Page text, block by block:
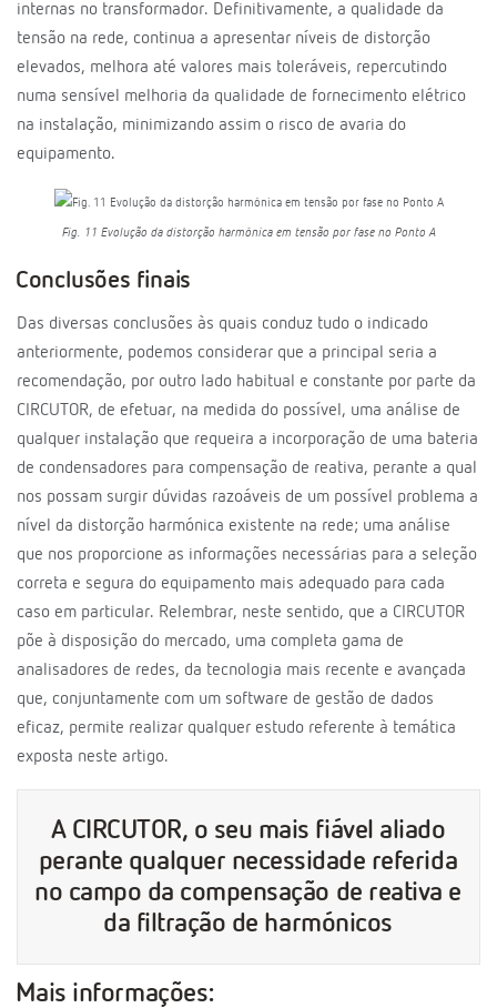
internas no transformador. Definitivamente, a qualidade da
tensão na rede, continua a apresentar níveis de distorção
elevados, melhora até valores mais toleráveis, repercutindo
numa sensível melhoria da qualidade de fornecimento elétrico
na instalação, minimizando assim o risco de avaria do
equipamento.
Fig. 11 Evolução da distorção harmónica em tensão por fase no Ponto A
Conclusões finais
Das diversas conclusões às quais conduz tudo o indicado
anteriormente, podemos considerar que a principal seria a
recomendação, por outro lado habitual e constante por parte da
CIRCUTOR, de efetuar, na medida do possível, uma análise de
qualquer instalação que requeira a incorporação de uma bateria
de condensadores para compensação de reativa, perante a qual
nos possam surgir dúvidas razoáveis de um possível problema a
nível da distorção harmónica existente na rede; uma análise
que nos proporcione as informações necessárias para a seleção
correta e segura do equipamento mais adequado para cada
caso em particular. Relembrar, neste sentido, que a CIRCUTOR
põe à disposição do mercado, uma completa gama de
analisadores de redes, da tecnologia mais recente e avançada
que, conjuntamente com um software de gestão de dados
eficaz, permite realizar qualquer estudo referente à temática
exposta neste artigo.
A CIRCUTOR, o seu mais fiável aliado
perante qualquer necessidade referida
no campo da compensação de reativa e
da filtração de harmónicos
Mais informações: